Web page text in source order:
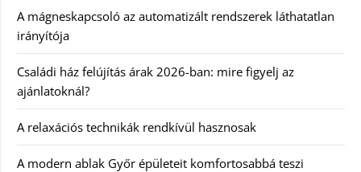
A mágneskapcsoló az automatizált rendszerek láthatatlan
irányítója
Családi ház felújítás árak 2026-ban: mire figyelj az
ajánlatoknál?
A relaxációs technikák rendkívül hasznosak
A modern ablak Győr épületeit komfortosabbá teszi